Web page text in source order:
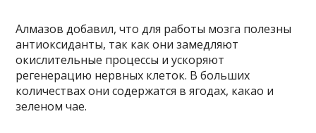
Алмазов добавил, что для работы мозга полезны
антиоксиданты, так как они замедляют
окислительные процессы и ускоряют
регенерацию нервных клеток. В больших
количествах они содержатся в ягодах, какао и
зеленом чае.